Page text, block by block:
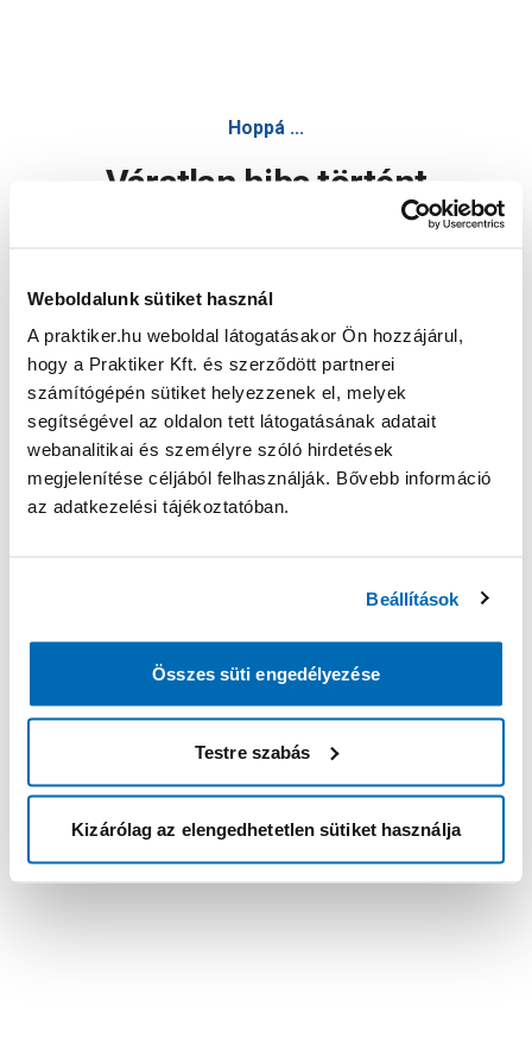
Weboldalunk sütiket használ
A praktiker.hu weboldal látogatásakor Ön hozzájárul,
hogy a Praktiker Kft. és szerződött partnerei
számítógépén sütiket helyezzenek el, melyek
segítségével az oldalon tett látogatásának adatait
webanalitikai és személyre szóló hirdetések
megjelenítése céljából felhasználják. Bővebb információ
az adatkezelési tájékoztatóban.
Beállítások
Összes süti engedélyezése
Testre szabás
Kizárólag az elengedhetetlen sütiket használja
Hoppá ...
Váratlan hiba történt
Oldal újratöltése